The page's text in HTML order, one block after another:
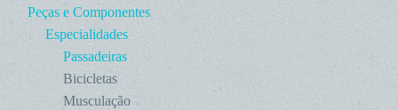
Peças e Componentes
Especialidades
Passadeiras
Bicicletas
Musculação